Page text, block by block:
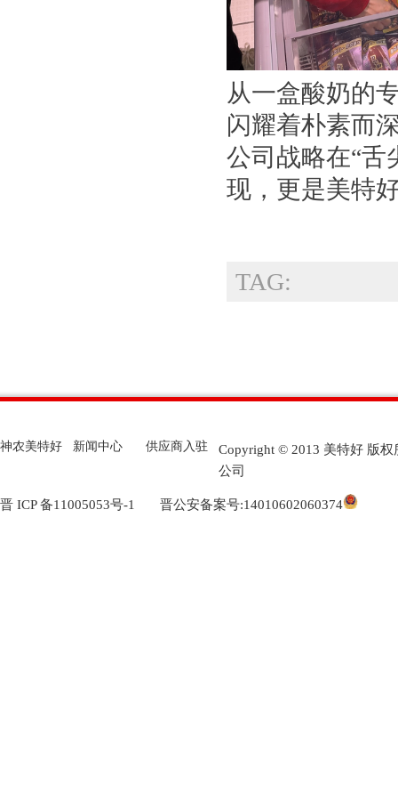
从一盒酸奶的
闪耀着朴素而
公司战略在“舌
现，更是美特
TAG:
神农美特好 新闻中心 供应商入驻
Copyright © 2013 美特好 版
公司
晋 ICP 备11005053号-1 晋公安备案号:14010602060374